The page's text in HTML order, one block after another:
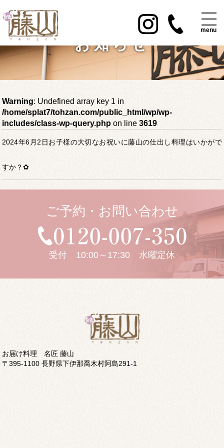
お知らせ
Warning: Undefined array key 1 in
/home/splat7/tohzan.com/public_html/wp/wp-
includes/class-wp-query.php on line3619
2024年6月2日お子様の大切なお祝いに藤山の仕出し料理はいかがで
すか？✿
ご予約・お問い合わせ
受付 10:00～17:30 水曜定休
お届け料理 名匠 藤山
〒395-1100 長野県下伊那喬木村阿島291-1